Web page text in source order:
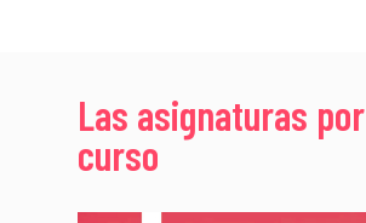
Las asignaturas por
curso